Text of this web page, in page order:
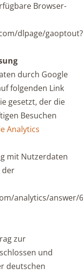
Browser-
dlpage/gaoptout?
durch Google
folgenden Link
gesetzt, der die
Besuchen
Analytics
mit Nutzerdaten
der
analytics/answer/
zur
und
deutschen